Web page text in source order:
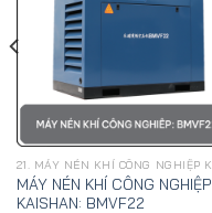
MÁY NÉN KHÍ CÔNG NGHIỆP
KAISHAN: BMVF22